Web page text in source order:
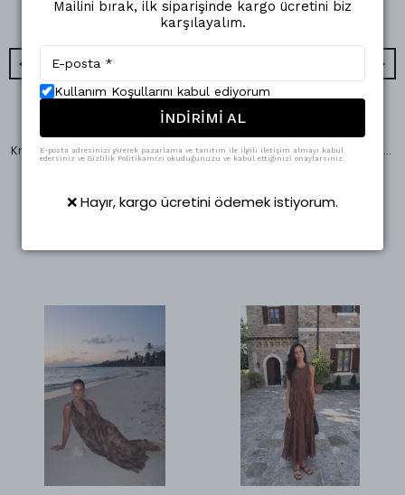
Kruvaze Yaka Anvelop Midi Boy Elbise
₺ 624.95
3 Beden
Palma Summer Julie Keten Crop Beyaz Yelek
5 Beden
Mailini bırak, ilk siparişinde kargo ücretini biz
karşılayalım.
Kullanım Koşullarını kabul ediyorum
İNDİRİMİ AL
E-posta adresinizi girerek pazarlama ve tanıtım ile ilgili iletişim almayı kabul
edersiniz ve Gizlilik Politikamızı okuduğunuzu ve kabul ettiğinizi onaylarsınız.
❌ Hayır, kargo ücretini ödemek istiyorum.